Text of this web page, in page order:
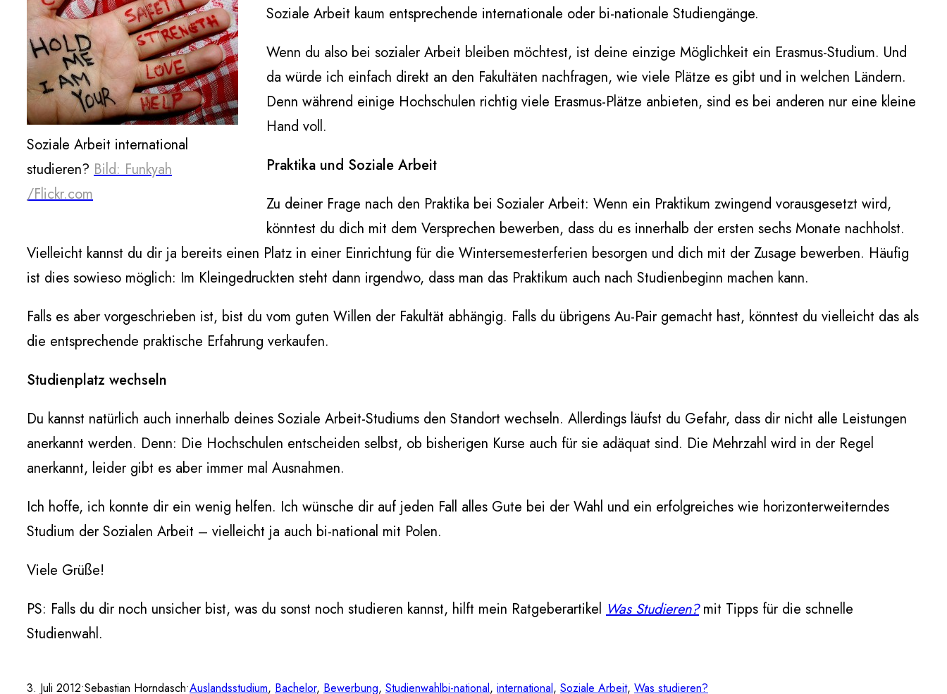
Soziale Arbeit international
studieren? Bild: Funkyah
/Flickr.com
Soziale Arbeit kaum entsprechende internationale oder bi-nationale Studiengänge.
Wenn du also bei sozialer Arbeit bleiben möchtest, ist deine einzige Möglichkeit ein Erasmus-Studium. Und
da würde ich einfach direkt an den Fakultäten nachfragen, wie viele Plätze es gibt und in welchen Ländern.
Denn während einige Hochschulen richtig viele Erasmus-Plätze anbieten, sind es bei anderen nur eine kleine
Hand voll.
Praktika und Soziale Arbeit
Zu deiner Frage nach den Praktika bei Sozialer Arbeit: Wenn ein Praktikum zwingend vorausgesetzt wird,
könntest du dich mit dem Versprechen bewerben, dass du es innerhalb der ersten sechs Monate nachholst.
Vielleicht kannst du dir ja bereits einen Platz in einer Einrichtung für die Wintersemesterferien besorgen und dich mit der Zusage bewerben. Häufig
ist dies sowieso möglich: Im Kleingedruckten steht dann irgendwo, dass man das Praktikum auch nach Studienbeginn machen kann.
Falls es aber vorgeschrieben ist, bist du vom guten Willen der Fakultät abhängig. Falls du übrigens Au-Pair gemacht hast, könntest du vielleicht das als
die entsprechende praktische Erfahrung verkaufen.
Studienplatz wechseln
Du kannst natürlich auch innerhalb deines Soziale Arbeit-Studiums den Standort wechseln. Allerdings läufst du Gefahr, dass dir nicht alle Leistungen
anerkannt werden. Denn: Die Hochschulen entscheiden selbst, ob bisherigen Kurse auch für sie adäquat sind. Die Mehrzahl wird in der Regel
anerkannt, leider gibt es aber immer mal Ausnahmen.
Ich hoffe, ich konnte dir ein wenig helfen. Ich wünsche dir auf jeden Fall alles Gute bei der Wahl und ein erfolgreiches wie horizonterweiterndes
Studium der Sozialen Arbeit – vielleicht ja auch bi-national mit Polen.
Viele Grüße!
PS: Falls du dir noch unsicher bist, was du sonst noch studieren kannst, hilft mein Ratgeberartikel Was Studieren?mit Tipps für die schnelle
Studienwahl.
3. Juli 2012•Sebastian Horndasch•Auslandsstudium, Bachelor, Bewerbung, Studienwahlbi-national, international, Soziale Arbeit, Was studieren?